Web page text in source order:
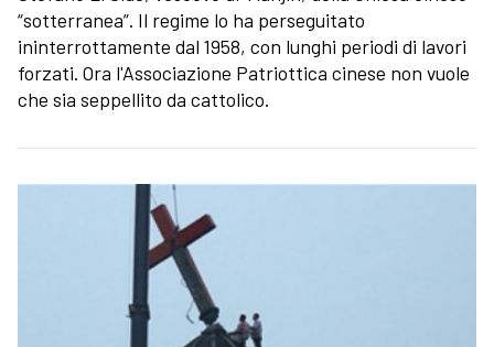
“sotterranea”. Il regime lo ha perseguitato
ininterrottamente dal 1958, con lunghi periodi di lavori
forzati. Ora l'Associazione Patriottica cinese non vuole
che sia seppellito da cattolico.